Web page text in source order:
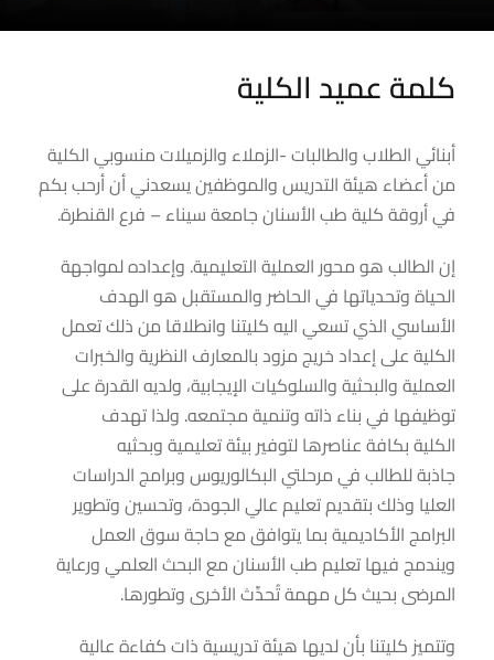
كلمة عميد الكلية
أبنائي الطلاب والطالبات -الزملاء والزميلات منسوبي الكلية
من أعضاء هيئة التدريس والموظفين يسعدني أن أرحب بكم
في أروقة كلية طب الأسنان جامعة سيناء – فرع القنطرة.
إن الطالب هو محور العملية التعليمية. وإعداده لمواجهة
الحياة وتحدياتها في الحاضر والمستقبل هو الهدف
الأساسي الذي تسعي اليه كليتنا وانطلاقا من ذلك تعمل
الكلية على إعداد خريج مزود بالمعارف النظرية والخبرات
العملية والبحثية والسلوكيات الإيجابية، ولديه القدرة على
توظيفها في بناء ذاته وتنمية مجتمعه. ولذا تهدف
الكلية بكافة عناصرها لتوفير بيئة تعليمية وبحثيه
جاذبة للطالب في مرحلتي البكالوريوس وبرامج الدراسات
العليا وذلك بتقديم تعليم عالي الجودة، وتحسين وتطوير
البرامج الأكاديمية بما يتوافق مع حاجة سوق العمل
ويندمج فيها تعليم طب الأسنان مع البحث العلمي ورعاية
المرضى بحيث كل مهمة تُحدِّث الأخرى وتطورها.
وتتميز كليتنا بأن لديها هيئة تدريسية ذات كفاءة عالية